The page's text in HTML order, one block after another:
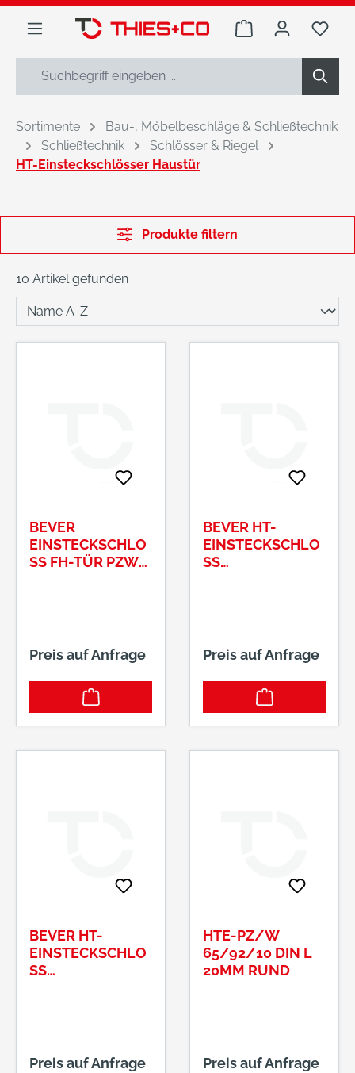
springen
Warenkorb Du
Sortimente
Bau-, Möbelbeschläge & Schließtechnik
Schließtechnik
Schlösser & Riegel
HT-Einsteckschlösser Haustür
Produkte filtern
10 Artikel gefunden
BEVER
EINSTECKSCHLO
SS FH-TÜR PZW 6
Preis auf Anfrage
BEVER HT-
EINSTECKSCHLO
SS
Preis auf Anfrage
BEVER HT-
EINSTECKSCHLO
SS
Preis auf Anfrage
HTE-PZ/W
65/92/10 DIN L
20MM RUND
Preis auf Anfrage